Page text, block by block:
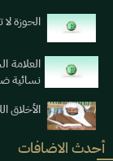
الحوزة
العلامة
نسائية
الأخلاق
أحدث الاضافات